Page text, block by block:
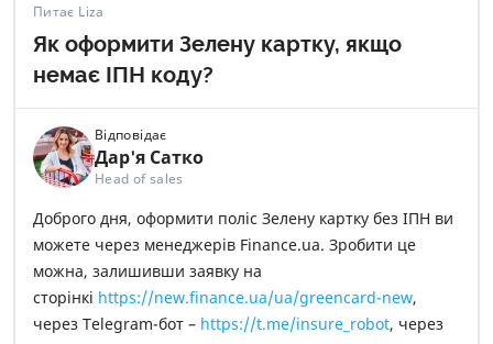
Питає Liza
Як оформити Зелену картку, якщо
немає ІПН коду?
Відповідає
Дар'я Сатко
Head of sales
Доброго дня, оформити поліс Зелену картку без ІПН ви
можете через менеджерів Finance.ua. Зробити це
можна, залишивши заявку на
сторінкі https://new.finance.ua/ua/greencard-new,
через Telegram-бот – https://t.me/insure_robot, через